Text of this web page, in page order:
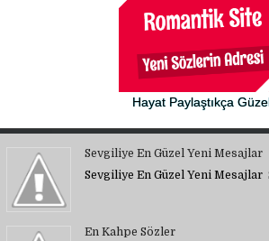
Hayat Paylaştıkça
Sevgiliye En Güzel Yeni Mesajlar
Sevgiliye En Güzel Yeni Mesajlar
En Kahpe Sözler